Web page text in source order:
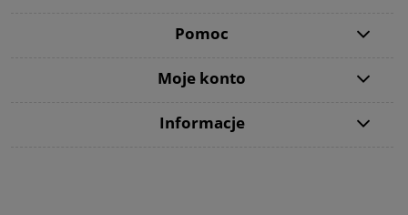
Pomoc
Moje konto
Informacje